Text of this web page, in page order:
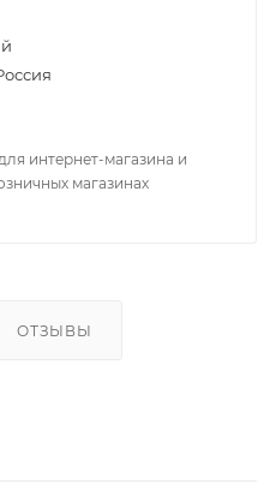
интернет-магазина и
магазинах
ОТЗЫВЫ